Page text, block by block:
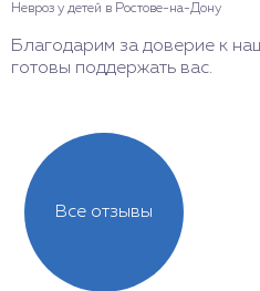
Невроз у детей в Ростове-на-Дону
Благодарим за доверие к
готовы поддержать вас.
Все отзывы